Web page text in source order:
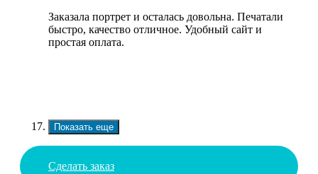
Заказала портрет и осталась довольна. Печатали
быстро, качество отличное. Удобный сайт и
простая оплата.
Показать еще
Сделать заказ